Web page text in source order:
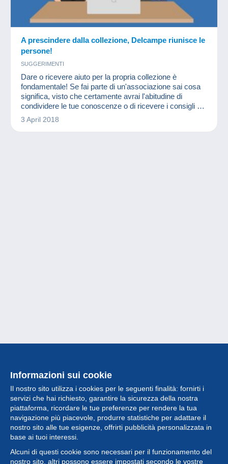
A prescindere dalla collezione, Delcampe riunisce le
persone!
SUGGERIMENTI
Dare o ricevere aiuto per la propria collezione è
fondamentale! Se fai parte di un'associazione sai cosa
significa, visto che certamente avrai l'abitudine di
condividere le tue conoscenze o di ricevere i consigli di
altri membri più esperti in un settore o in un altro.
3 April 2018
Informazioni sui cookie
Il nostro sito utilizza i cookies per le seguenti finalità: fornirti i
servizi che hai richiesto, garantire la sicurezza della nostra
piattaforma, ricordare le tue preferenze per rendere la tua
navigazione più piacevole, produrre statistiche per adattare il
nostro sito alle tue esigenze, offrirti pubblicità personalizzata in
base ai tuoi interessi.
Alcuni di questi cookie sono necessari per il funzionamento del
nostro sito, altri possono essere impostati secondo le vostre
Collezione
Novità